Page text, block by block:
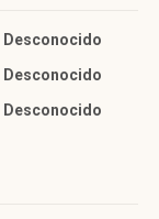
Desconocido
Desconocido
Desconocido